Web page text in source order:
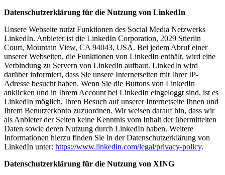
Datenschutzerklärung für die Nutzung von LinkedIn
Unsere Webseite nutzt Funktionen des Social Media Netzwerks
LinkedIn. Anbieter ist die LinkedIn Corporation, 2029 Stierlin
Court, Mountain View, CA 94043, USA. Bei jedem Abruf einer
unserer Webseiten, die Funktionen von LinkedIn enthält, wird eine
Verbindung zu Servern von LinkedIn aufbaut. LinkedIn wird
darüber informiert, dass Sie unsere Internetseiten mit Ihrer IP-
Adresse besucht haben. Wenn Sie die Buttons von LinkedIn
anklicken und in Ihrem Account bei LinkedIn eingeloggt sind, ist es
LinkedIn möglich, Ihren Besuch auf unserer Internetseite Ihnen und
Ihrem Benutzerkonto zuzuordnen. Wir weisen darauf hin, dass wir
als Anbieter der Seiten keine Kenntnis vom Inhalt der übermittelten
Daten sowie deren Nutzung durch LinkedIn haben. Weitere
Informationen hierzu finden Sie in der Datenschutzerklärung von
LinkedIn unter: https://www.linkedin.com/legal/privacy-policy.
Datenschutzerklärung für die Nutzung von XING